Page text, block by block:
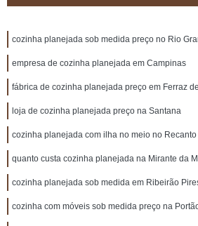
cozinha planejada sob medida preço no Rio
empresa de cozinha planejada em Campinas
fábrica de cozinha planejada preço em Ferraz
loja de cozinha planejada preço na Santana
cozinha planejada com ilha no meio no
quanto custa cozinha planejada na Mirante da
cozinha planejada sob medida em Ribeirão
cozinha com móveis sob medida preço na